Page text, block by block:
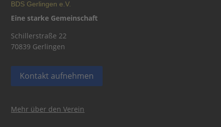
BDS Gerlingen e.V.
Eine starke Gemeinschaft
Schillerstraße 22
70839 Gerlingen
Kontakt aufnehmen
Mehr über den Verein